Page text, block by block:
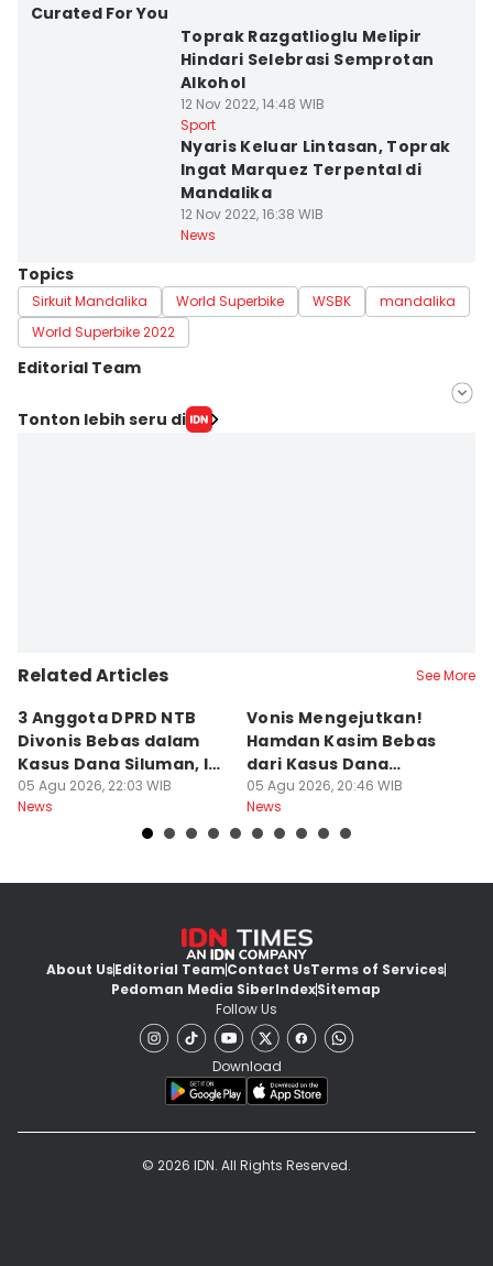
Curated For You
Toprak Razgatlioglu Melipir
Hindari Selebrasi Semprotan
Alkohol
12 Nov 2022, 14:48 WIB
Sport
Nyaris Keluar Lintasan, Toprak
Ingat Marquez Terpental di
Mandalika
12 Nov 2022, 16:38 WIB
News
Topics
Sirkuit Mandalika World Superbike WSBK
mandalika
World Superbike 2022
Editorial Team
Editor
Tonton lebih seru di
Related Articles See More
3 Anggota DPRD NTB
Divonis Bebas dalam
Kasus Dana Siluman, Ini
Respons JPU
05 Agu 2026, 22:03 WIB
News
Vonis Mengejutkan!
Hamdan Kasim Bebas
dari Kasus Dana
Siluman DPRD NTB
05 Agu 2026, 20:46 WIB
News
About UsEditorial TeamContact UsTerms of Services
Pedoman Media SiberIndexSitemap
Follow Us
Download
© 2026 IDN. All Rights Reserved.